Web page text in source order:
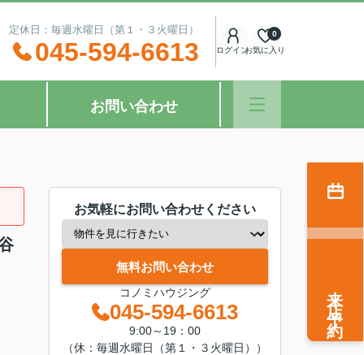
休日：毎週水曜日（第１・３火曜日）
045-594-6613 ログインお気に入り
0
お問い合わせ
お気軽にお問い合わせください
無料お問い合わせ
コノミハウジング
045-594-6613
9:00～19：00
（休：毎週水曜日（第１・３火曜日））
来店予約